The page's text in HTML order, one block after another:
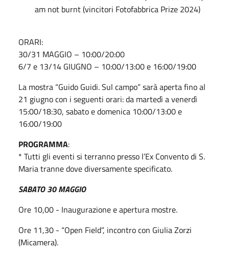
am not burnt (vincitori Fotofabbrica Prize 2024)
ORARI:
30/31 MAGGIO – 10:00/20:00
6/7 e 13/14 GIUGNO – 10:00/13:00 e 16:00/19:00
La mostra “Guido Guidi. Sul campo” sarà aperta fino al
21 giugno con i seguenti orari: da martedì a venerdì
15:00/18:30, sabato e domenica 10:00/13:00 e
16:00/19:00
PROGRAMMA:
* Tutti gli eventi si terranno presso l’Ex Convento di S.
Maria tranne dove diversamente specificato.
SABATO 30 MAGGIO
Ore 10,00 - Inaugurazione e apertura mostre.
Ore 11,30 - “Open Field”, incontro con Giulia Zorzi
(Micamera).